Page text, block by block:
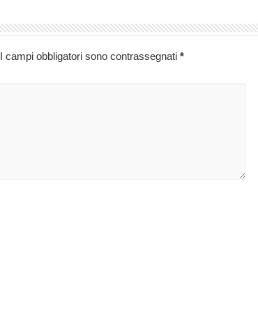
I campi obbligatori sono contrassegnati *